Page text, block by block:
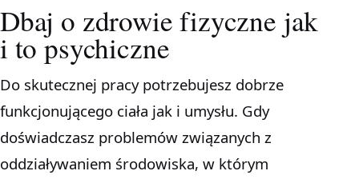
Dbaj o zdrowie fizyczne jak
i to psychiczne
Do skutecznej pracy potrzebujesz dobrze
funkcjonującego ciała jak i umysłu. Gdy
doświadczasz problemów związanych z
oddziaływaniem środowiska, w którym